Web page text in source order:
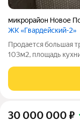
микрорайон Новое
ЖК «Гвардейский-2»
Продается большая
103м2, площадь
инфраструктура -
храм, детский сад,
30 000 000 ₽